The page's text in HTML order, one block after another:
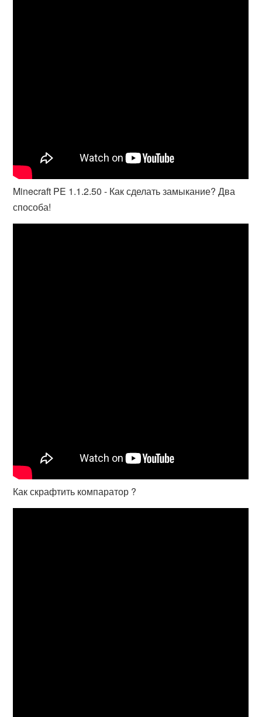
Minecraft PE 1.1.2.50 - Как сделать замыкание? Два
способа!
Как скрафтить компаратор ?